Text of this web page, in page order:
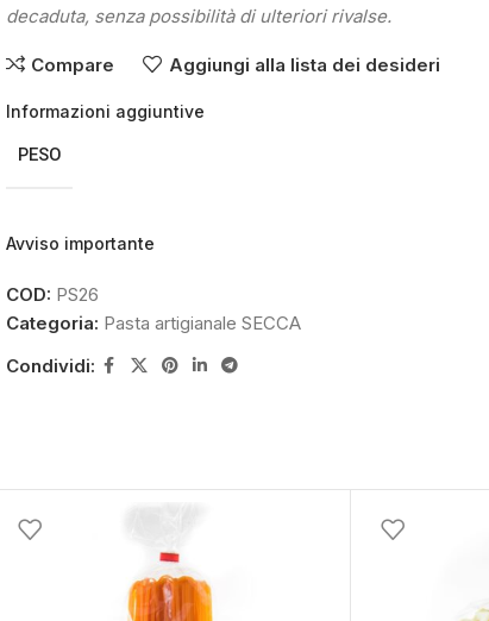
decaduta, senza possibilità di ulteriori rivalse.
Compare Aggiungi alla lista dei desideri
Informazioni aggiuntive
PESO
Avviso importante
COD: PS26
Categoria: Pasta artigianale SECCA
Condividi: